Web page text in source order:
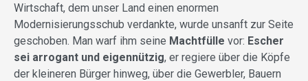
Wirtschaft, dem unser Land einen enormen
Modernisierungsschub verdankte, wurde unsanft zur Seite
geschoben. Man warf ihm seine Machtfülle vor: Escher
sei arrogant und eigennützig, er regiere über die Köpfe
der kleineren Bürger hinweg, über die Gewerbler, Bauern